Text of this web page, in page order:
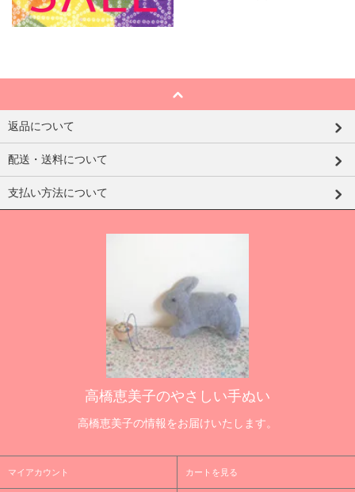
返品について
配送・送料について
支払い方法について
高橋恵美子のやさしい手ぬい
高橋恵美子の情報をお届けいたします。
マイアカウント カートを見る